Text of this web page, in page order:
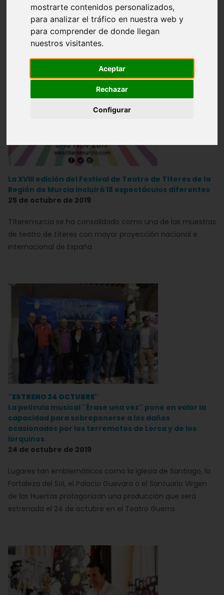
mostrarte contenidos personalizados,
para analizar el tráfico en nuestra web y
para comprender de donde llegan
nuestros visitantes.
Aceptar
Rechazar
Configurar
La XVIII edición del Festival de Teatro de Títeres de la
Región de Murcia incluirá 18 espectáculos diferentes
25 de octubre de 2019
Títeremurcia se ha consolidado como una de las muestras
de teatro de títeres con mayor proyección nacional e
internacional de España
''ESTRENO 24 OCTUBRE''
La película musical ''Érase una vez'' pone en valor la
capacidad para sobreponerse a los daños
ocasionados por los terremotos de Lorca y de los
lorquinos
24 de octubre de 2019
Lugares tan emblemáticos como la Iglesia de Santiago, la
Fortaleza del Sol, el Palacio Guevara o el Santuario Virgen
de las Huertas protagonizan una producción que será
estrenada el 24 de octubre en el Teatro Guerra.